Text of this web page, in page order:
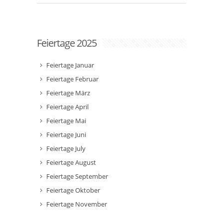
Feiertage 2025
Feiertage Januar
Feiertage Februar
Feiertage März
Feiertage April
Feiertage Mai
Feiertage Juni
Feiertage July
Feiertage August
Feiertage September
Feiertage Oktober
Feiertage November